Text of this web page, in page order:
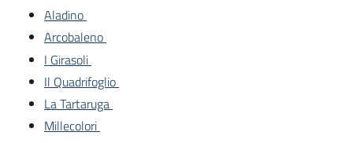
Aladino
Arcobaleno
I Girasoli
Il Quadrifoglio
La Tartaruga
Millecolori